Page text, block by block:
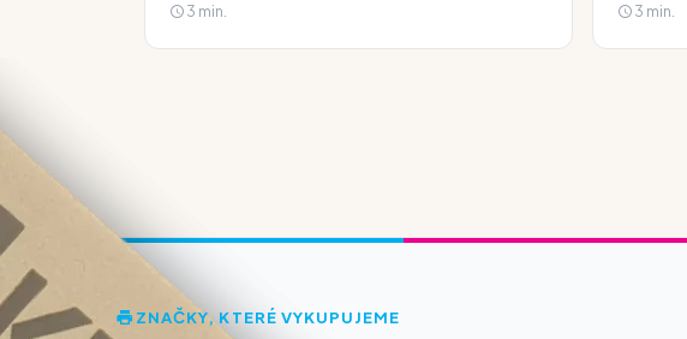
3 min. 3 min.
ZNAČKY, KTERÉ VYKUPUJEME